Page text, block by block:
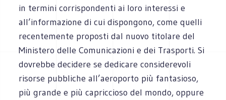
in termini corrispondenti ai loro interessi e
all’informazione di cui dispongono, come quelli
recentemente proposti dal nuovo titolare del
Ministero delle Comunicazioni e dei Trasporti. Si
dovrebbe decidere se dedicare considerevoli
risorse pubbliche all’aeroporto più fantasioso,
più grande e più capriccioso del mondo, oppure